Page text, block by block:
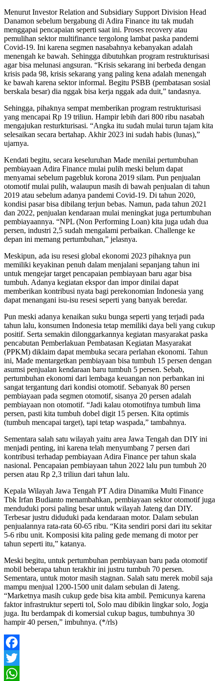
Menurut Investor Relation and Subsidiary Support Division Head
Danamon sebelum bergabung di Adira Finance itu tak mudah
menggapai pencapaian seperti saat ini. Proses recovery atau
pemulihan sektor multifinance tergolong lambat paska pandemi
Covid-19. Ini karena segmen nasabahnya kebanyakan adalah
menengah ke bawah. Sehingga dibutuhkan program restrukturisasi
agar bisa melunasi angsuran. “Krisis sekarang ini berbeda dengan
krisis pada 98, krisis sekarang yang paling kena adalah menengah
ke bawah karena sektor informal. Begitu PSBB (pembatasan sosial
berskala besar) dia nggak bisa kerja nggak ada duit,” tandasnya.
Sehingga, pihaknya sempat memberikan program restrukturisasi
yang mencapai Rp 19 triliun. Hampir lebih dari 800 ribu nasabah
mengajukan resturkturisasi. “Angka itu sudah mulai turun tajam kita
selesaikan secara bertahap. Akhir 2023 ini sudah habis (lunas),”
ujarnya.
Kendati begitu, secara keseluruhan Made menilai pertumbuhan
pembiayaan Adira Finance mulai pulih meski belum dapat
menyamai sebelum pagebluk korona 2019 silam. Pun penjualan
otomotif mulai pulih, walaupun masih di bawah penjualan di tahun
2019 atau sebelum adanya pandemi Covid-19. Di tahun 2020,
kondisi pasar bisa dibilang terjun bebas. Namun, pada tahun 2021
dan 2022, penjualan kendaraan mulai meningkat juga pertumbuhan
pembiayaannya. “NPL (Non Performing Loan) kita juga udah dua
persen, industri 2,5 sudah mengalami perbaikan. Challenge ke
depan ini memang pertumbuhan,” jelasnya.
Meskipun, ada isu resesi global ekonomi 2023 pihaknya pun
memiliki keyakinan penuh dalam menjalani sepanjang tahun ini
untuk mengejar target pencapaian pembiayaan baru agar bisa
tumbuh. Adanya kegiatan ekspor dan impor dinilai dapat
memberikan kontribusi nyata bagi perekonomian Indonesia yang
dapat menangani isu-isu resesi seperti yang banyak beredar.
Pun meski adanya kenaikan suku bunga seperti yang terjadi pada
tahun lalu, konsumen Indonesia tetap memiliki daya beli yang cukup
positif. Serta semakin dilonggarkannya kegiatan masyarakat paska
pencabutan Pemberlakuan Pembatasan Kegiatan Masyarakat
(PPKM) diklaim dapat membuka secara perlahan ekonomi. Tahun
ini, Made mentargetkan pembiayaan bisa tumbuh 15 persen dengan
asumsi penjualan kendaraan baru tumbuh 5 persen. Sebab,
pertumbuhan ekonomi dari lembaga keuangan non perbankan ini
sangat tergantung dari kondisi otomotif. Sebanyak 80 persen
pembiayaan pada segmen otomotif, sisanya 20 persen adalah
pembiayaan non otomotif. “Jadi kalau otomotifnya tumbuh lima
persen, pasti kita tumbuh dobel digit 15 persen. Kita optimis
(tumbuh mencapai target), tapi tetap waspada,” tambahnya.
Sementara salah satu wilayah yaitu area Jawa Tengah dan DIY ini
menjadi penting, ini karena telah menyumbang 7 persen dari
kontribusi terhadap pembiayaan Adira Finance per tahun skala
nasional. Pencapaian pembiayaan tahun 2022 lalu pun tumbuh 20
persen atau Rp 2,3 triliun dari tahun lalu.
Kepala Wilayah Jawa Tengah PT Adira Dinamika Multi Finance
Tbk Irfan Budianto menambahkan, pembiayaan sektor otomotif juga
menduduki porsi paling besar untuk wilayah Jateng dan DIY.
Terbesar justru diduduki pada kendaraan motor. Dalam sebulan
penjualannya rata-rata 60-65 ribu. “Kita sendiri porsi dari itu sekitar
5-6 ribu unit. Komposisi kita paling gede memang di motor per
tahun seperti itu,” katanya.
Meski begitu, untuk pertumbuhan pembiayaan baru pada otomotif
mobil beberapa tahun terakhir ini justru tumbuh 70 persen.
Sementara, untuk motor masih stagnan. Salah satu merek mobil saja
mampu menjual 1200-1500 unit dalam sebulan di Jateng.
“Marketnya masih cukup gede bisa kita ambil. Pemicunya karena
faktor infrastruktur seperti tol, Solo mau dibikin lingkar solo, Jogja
juga. Itu berdampak di komersial cukup bagus, tumbuhnya 30
hampir 40 persen,” imbuhnya. (*/rls)
Facebook
Twitter